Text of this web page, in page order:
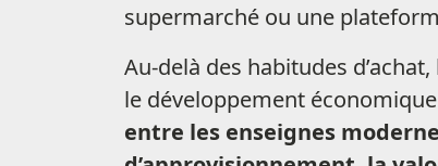
supermarché ou une
Au-delà des habitudes
le développement
entre les enseignes